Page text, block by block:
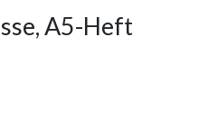
A5-Heft